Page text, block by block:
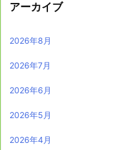
アーカイブ
2026年8月
2026年7月
2026年6月
2026年5月
2026年4月